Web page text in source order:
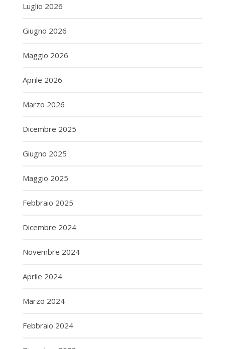
Luglio 2026
Giugno 2026
Maggio 2026
Aprile 2026
Marzo 2026
Dicembre 2025
Giugno 2025
Maggio 2025
Febbraio 2025
Dicembre 2024
Novembre 2024
Aprile 2024
Marzo 2024
Febbraio 2024